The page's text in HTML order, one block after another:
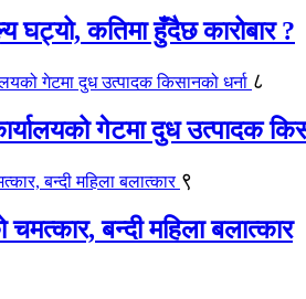
कतिमा हुँदैछ कारोबार ?
८
गेटमा दुध उत्पादक
९
चमत्कार, बन्दी महिला बलात्कार